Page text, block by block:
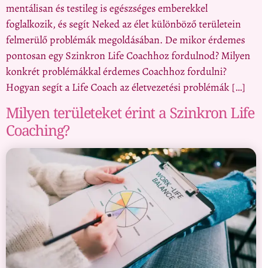
mentálisan és testileg is egészséges emberekkel
foglalkozik, és segít Neked az élet különböző területein
felmerülő problémák megoldásában. De mikor érdemes
pontosan egy Szinkron Life Coachhoz fordulnod? Milyen
konkrét problémákkal érdemes Coachhoz fordulni?
Hogyan segít a Life Coach az életvezetési problémák […]
Milyen területeket érint a Szinkron Life
Coaching?